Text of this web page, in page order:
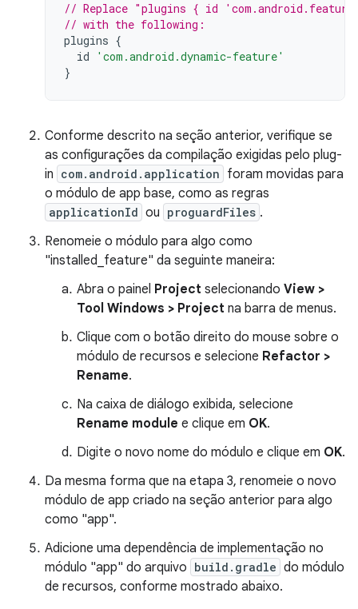
// Replace "plugins { id
// with the following:
plugins {
id
'com.android.dynamic-feature'
}
Conforme descrito na seção anterior, verifique se
as configurações da compilação exigidas pelo plug-
in com.android.application foram movidas para
o módulo de app base, como as regras
applicationId ou proguardFiles .
Renomeie o módulo para algo como
"installed_feature" da seguinte maneira:
Abra o painel Project selecionando View >
Tool Windows > Project na barra de menus.
Clique com o botão direito do mouse sobre o
módulo de recursos e selecione Refactor >
Rename.
Na caixa de diálogo exibida, selecione
Rename module e clique em OK.
Digite o novo nome do módulo e clique em OK.
Da mesma forma que na etapa 3, renomeie o novo
módulo de app criado na seção anterior para algo
como "app".
Adicione uma dependência de implementação no
módulo "app" do arquivo build.gradle do módulo
de recursos, conforme mostrado abaixo.